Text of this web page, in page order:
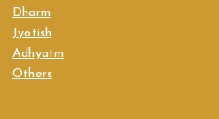
Dharm
Jyotish
Adhyatm
Others